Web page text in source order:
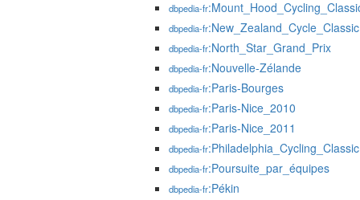
dbpedia-fr
dbpedia-fr:New_Zealand_Cycle_Classic
dbpedia-fr:North_Star_Grand_Prix
dbpedia-fr:Nouvelle-Zélande
dbpedia-fr:Paris-Bourges
dbpedia-fr:Paris-Nice_2010
dbpedia-fr:Paris-Nice_2011
dbpedia-fr:Philadelphia_Cycling_Classic
dbpedia-fr:Poursuite_par_équipes
dbpedia-fr:Pékin